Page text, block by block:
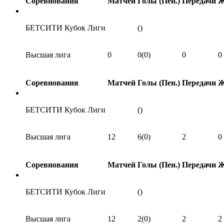
БЕТСИТИ Кубок Лиги ()
Высшая лига 0 0(0) 0 0
Соревнования Матчей Голы (Пен.) Передачи
БЕТСИТИ Кубок Лиги ()
Высшая лига 12 6(0) 2 0
Соревнования Матчей Голы (Пен.) Передачи
БЕТСИТИ Кубок Лиги ()
Высшая лига 12 2(0) 2 2